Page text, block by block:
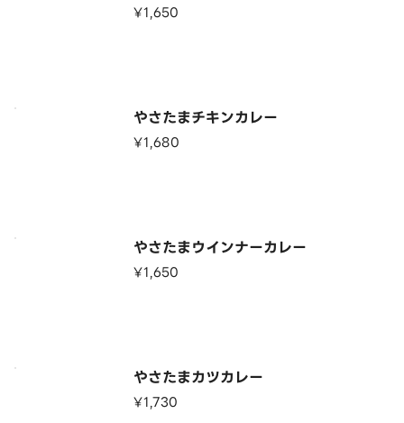
¥1,650
やさたまチキンカレー
¥1,680
やさたまウインナーカレー
¥1,650
やさたまカツカレー
¥1,730